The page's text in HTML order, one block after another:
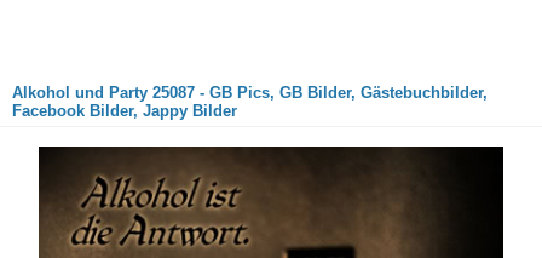
Alkohol und Party 25087 - GB Pics, GB Bilder, Gästebuchbilder,
Facebook Bilder, Jappy Bilder